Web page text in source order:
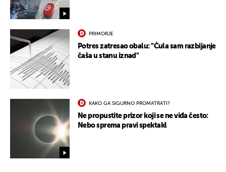
PRIMORJE
Potres zatresao obalu: "Čula sam razbijanje
čaša u stanu iznad"
KAKO GA SIGURNO PROMATRATI?
Ne propustite prizor koji se ne viđa često:
Nebo sprema pravi spektakl